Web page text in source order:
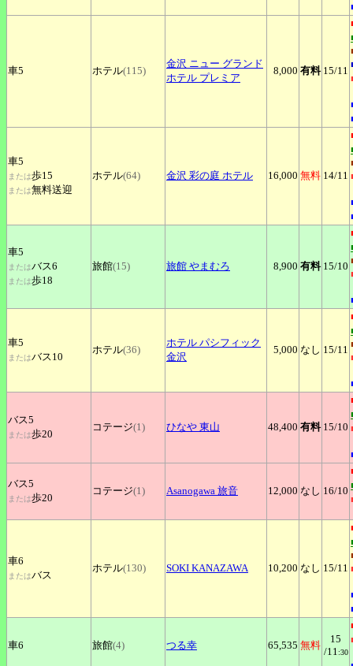
車5 ホテル(115)
金沢 ニュー グランド
ホテル プレミア
8,000 有料 15/11
車5
または歩15
または無料送迎
ホテル(64) 金沢 彩の庭 ホテル 16,000 無料 14/11
車5
またはバス6
または歩18
旅館(15) 旅館 やまむろ 8,900 有料 15/10
車5
またはバス10
ホテル(36)
ホテル パシフィック
金沢
5,000 なし 15/11
バス5
または歩20
コテージ(1) ひなや 東山 48,400 有料 15/10
バス5
または歩20
コテージ(1) Asanogawa 旅音 12,000 なし 16/10
車6
またはバス
ホテル(130) SOKI KANAZAWA 10,200 なし 15/11
車6 旅館(4) つる幸 65,535 無料
15
/11:30